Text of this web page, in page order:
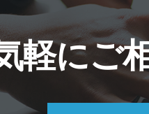
軽にご